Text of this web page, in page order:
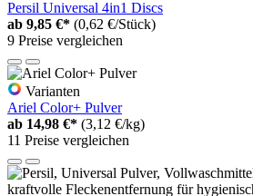
Persil Universal 4in1 Discs
ab 9,85 €* (0,62 €/Stück)
9 Preise vergleichen
Varianten
Ariel Color+ Pulver
ab 14,98 €* (3,12 €/kg)
11 Preise vergleichen